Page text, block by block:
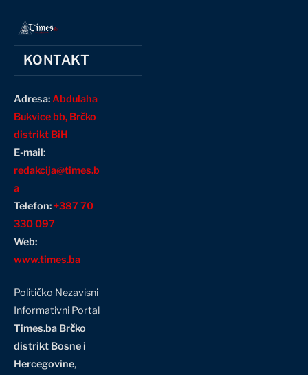
KONTAKT
Adresa:Abdulaha
Bukvice bb, Brčko
distrikt BiH
E-mail:
redakcija@times.b
a
Telefon:+387 70
330 097
Web:
www.times.ba
Političko Nezavisni
Informativni Portal
Times.ba Brčko
distrikt Bosne i
Hercegovine,